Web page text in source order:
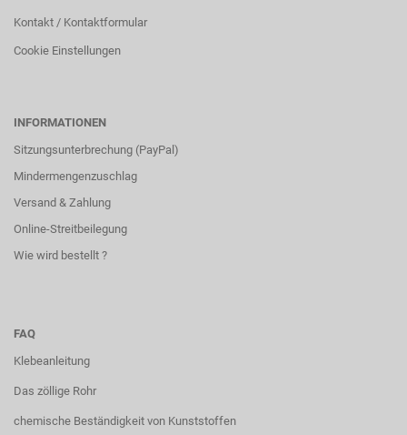
Kontakt / Kontaktformular
Cookie Einstellungen
INFORMATIONEN
Sitzungsunterbrechung (PayPal)
Mindermengenzuschlag
Versand & Zahlung
Online-Streitbeilegung
Wie wird bestellt ?
FAQ
Klebeanleitung
Das zöllige Rohr
chemische Beständigkeit von Kunststoffen